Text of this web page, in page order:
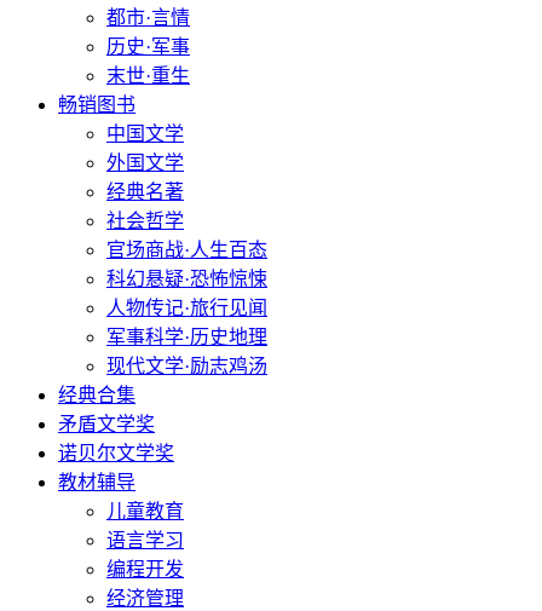
都市·言情
历史·军事
末世·重生
畅销图书
中国文学
外国文学
经典名著
社会哲学
官场商战·人生百态
科幻悬疑·恐怖惊悚
人物传记·旅行见闻
军事科学·历史地理
现代文学·励志鸡汤
经典合集
矛盾文学奖
诺贝尔文学奖
教材辅导
儿童教育
语言学习
编程开发
经济管理